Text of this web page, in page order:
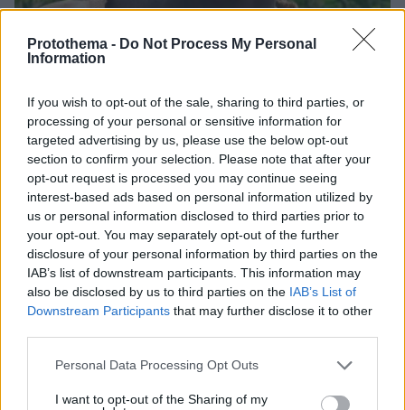
Protothema - Do Not Process My Personal
Information
If you wish to opt-out of the sale, sharing to third parties, or
processing of your personal or sensitive information for
targeted advertising by us, please use the below opt-out
section to confirm your selection. Please note that after your
opt-out request is processed you may continue seeing
interest-based ads based on personal information utilized by
us or personal information disclosed to third parties prior to
your opt-out. You may separately opt-out of the further
disclosure of your personal information by third parties on the
IAB’s list of downstream participants. This information may
also be disclosed by us to third parties on the IAB’s List of
Downstream Participants that may further disclose it to other
Please note that this website/app uses one or more Google
not limited to your visit or usage behaviour. You may click to
Personal Data Processing Opt Outs
I want to opt-out of the Sharing of my
Νεαρή γυναίκα με ακατέργαστη ομορφιά από την
Αιθιοπία έγινε viral, δείτε την εντυπωσιακή
μεταμόρφωσή της από μακιγιέρ
06.08.2026, 09:18
«Αφιέρωσε τη ζωή της βοηθώντας
όσους είχαν ανάγκη»: Συγκλονίζει η
οικογένεια της Βρετανίδας που
βρέθηκε νεκρή σε βαλίτσα στην
Κυψέλη
Καρυστιανού κατά ΜΜΕ: Έφυγαν